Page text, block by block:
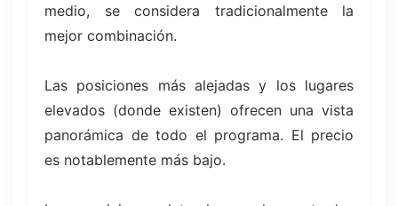
medio, se considera tradicionalmente la
mejor combinación.
Las posiciones más alejadas y los lugares
elevados (donde existen) ofrecen una vista
panorámica de todo el programa. El precio
es notablemente más bajo.